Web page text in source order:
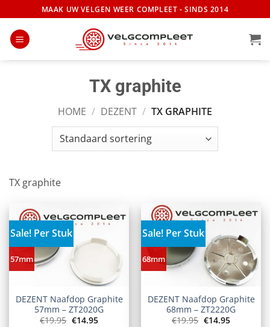
naar
inhoud
MAAK UW VELGEN WEER COMPLEET - SINDS 2014
TX graphite
HOME / DEZENT / TX GRAPHITE
TX graphite
Sale! Per Stuk
57mm
DEZENT Naafdop Graphite
57mm – ZT2020G
€19.95 Oorspronkelijke
€14.95Huidige
Sale! Per Stuk
68mm
DEZENT Naafdop Graphite
68mm – ZT2220G
€19.95 Oorspronkelijke
€14.95Huidige